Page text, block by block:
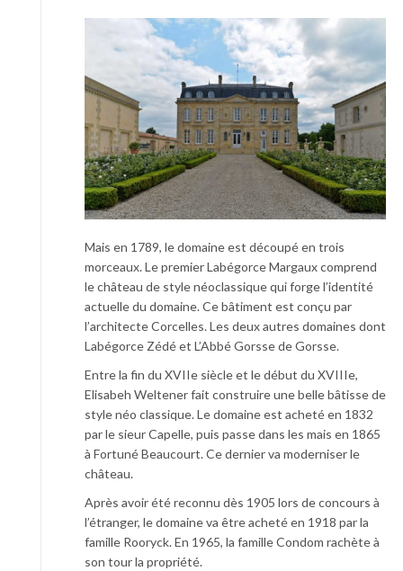
Mais en 1789, le domaine est découpé en trois
morceaux. Le premier Labégorce Margaux comprend
le château de style néoclassique qui forge l’identité
actuelle du domaine. Ce bâtiment est conçu par
l’architecte Corcelles. Les deux autres domaines dont
Labégorce Zédé et L’Abbé Gorsse de Gorsse.
Entre la fin du XVIIe siècle et le début du XVIIIe,
Elisabeh Weltener fait construire une belle bâtisse de
style néo classique. Le domaine est acheté en 1832
par le sieur Capelle, puis passe dans les mais en 1865
à Fortuné Beaucourt. Ce dernier va moderniser le
château.
Après avoir été reconnu dès 1905 lors de concours à
l’étranger, le domaine va être acheté en 1918 par la
famille Rooryck. En 1965, la famille Condom rachète à
son tour la propriété.